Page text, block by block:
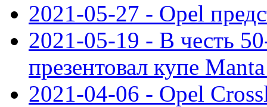
2021-05-27 - Opel
2021-05-19 - В честь
презентовал купе
2021-04-06 - Opel